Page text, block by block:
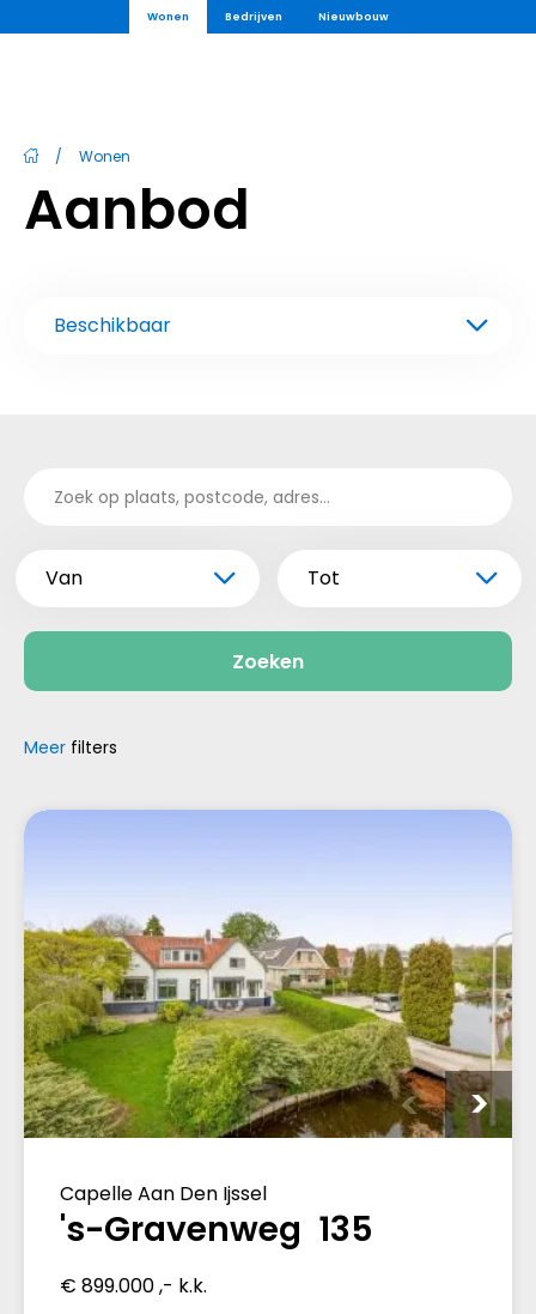
Wonen Bedrijven Nieuwbouw
/ Wonen
Aanbod
Beschikbaar
Van Tot
Zoeken
Meer filters
Capelle Aan Den Ijssel
's-Gravenweg 135
€ 899.000 ,- k.k.